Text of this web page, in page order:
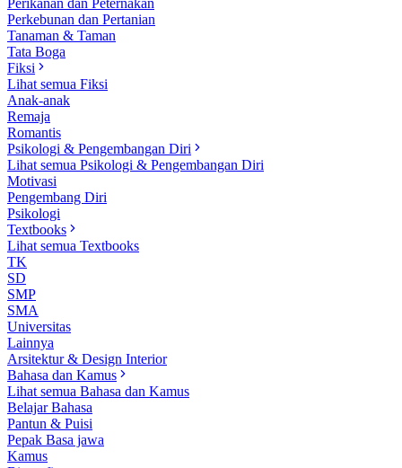
Perikanan dan Peternakan
Perkebunan dan Pertanian
Tanaman & Taman
Tata Boga
Fiksi
Lihat semua Fiksi
Anak-anak
Remaja
Romantis
Psikologi & Pengembangan Diri
Lihat semua Psikologi & Pengembangan Diri
Motivasi
Pengembang Diri
Psikologi
Textbooks
Lihat semua Textbooks
TK
SD
SMP
SMA
Universitas
Lainnya
Arsitektur & Design Interior
Bahasa dan Kamus
Lihat semua Bahasa dan Kamus
Belajar Bahasa
Pantun & Puisi
Pepak Basa jawa
Kamus